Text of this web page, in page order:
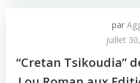
par
juillet
“Cretan Tsikoudia”